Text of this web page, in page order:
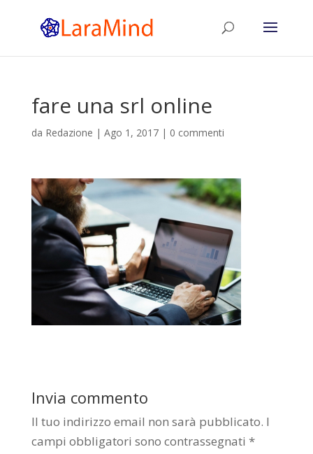
fare una srl online
da Redazione | Ago 1, 2017| 0 commenti
Invia commento
Il tuo indirizzo email non sarà pubblicato. I
campi obbligatori sono contrassegnati *